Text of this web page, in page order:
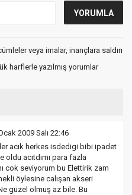
veya imalar, inançlara saldırı
harflerle yazılmış yorumlar
2009 Salı 22:46
acık herkes isdedigi bibi ipadet
oldu acıtdımı para fazla
cok seviyorum bu Elettirik zam
öylesine calışan akseri
güzel olmuş az bile. Bu